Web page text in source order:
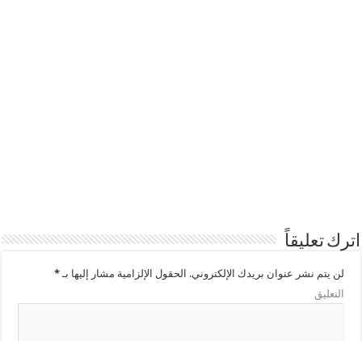
اترك تعليقاً
لن يتم نشر عنوان بريدك الإلكتروني. الحقول الإلزامية مشار إليها بـ*
التعليق